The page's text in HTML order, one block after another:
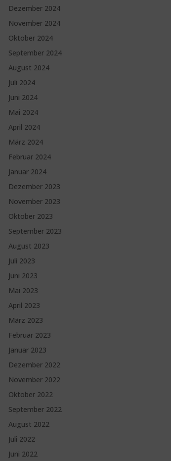
Dezember 2024
November 2024
Oktober 2024
September 2024
August 2024
Juli 2024
Juni 2024
Mai 2024
April 2024
März 2024
Februar 2024
Januar 2024
Dezember 2023
November 2023
Oktober 2023
September 2023
August 2023
Juli 2023
Juni 2023
Mai 2023
April 2023
März 2023
Februar 2023
Januar 2023
Dezember 2022
November 2022
Oktober 2022
September 2022
August 2022
Juli 2022
Juni 2022